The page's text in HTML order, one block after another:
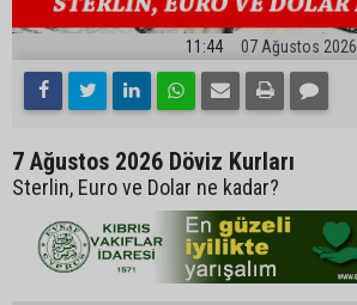
11:44 07 Ağustos 2026
7 Ağustos 2026 Döviz Kurları
Sterlin, Euro ve Dolar ne kadar?